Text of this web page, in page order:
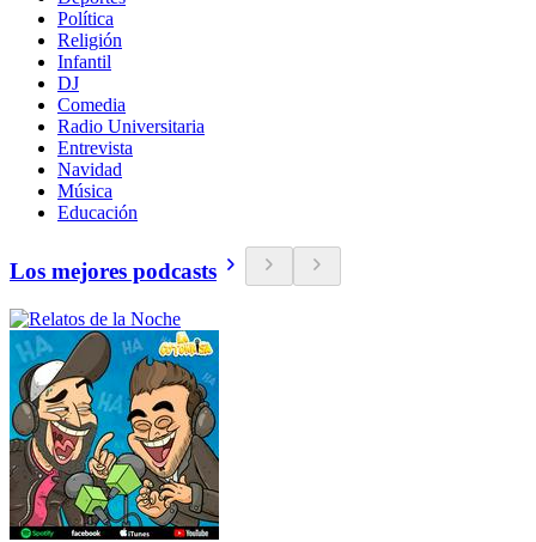
Política
Religión
Infantil
DJ
Comedia
Radio Universitaria
Entrevista
Navidad
Música
Educación
Los mejores podcasts